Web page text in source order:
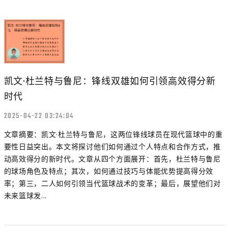
凯文·杜兰特与鲁尼：锋线双雄如何引领高效得分新
时代
2025-04-22 03:24:04
文章摘要：凯文·杜兰特与鲁尼，这两位锋线球员在现代篮球中的重
要性日益突出。本文将探讨他们如何通过个人特点和合作方式，推
动高效得分的新时代。文章从四个方面展开：首先，杜兰特与鲁尼
的球场角色及特点；其次，如何通过技巧与体能优势提高得分效
率；第三，二人如何引领当代篮球战术的变革；最后，展望他们对
未来篮球发...